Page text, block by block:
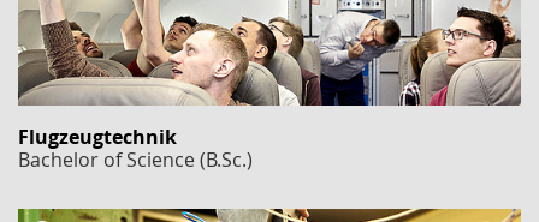
Flugzeugtechnik
Bachelor of Science (B.Sc.)